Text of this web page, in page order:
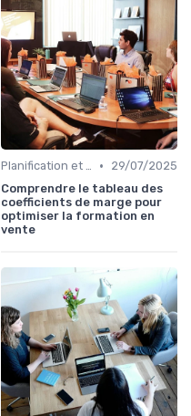
Planification et stratégie de vente •
29/07/2025
Comprendre le tableau des
coefficients de marge pour
optimiser la formation en
vente